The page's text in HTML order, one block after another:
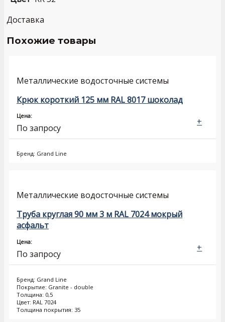
Доставка
Похожие товары
Металлические водосточные системы
Крюк короткий 125 мм RAL 8017 шоколад
Цена:
По запросу
Бренд: Grand Line
+
Металлические водосточные системы
Труба круглая 90 мм 3 м RAL 7024 мокрый
асфальт
Цена:
По запросу
Бренд: Grand Line
Покрытие: Granite - double
Толщина: 0,5
Цвет: RAL 7024
Толщина покрытия: 35
+